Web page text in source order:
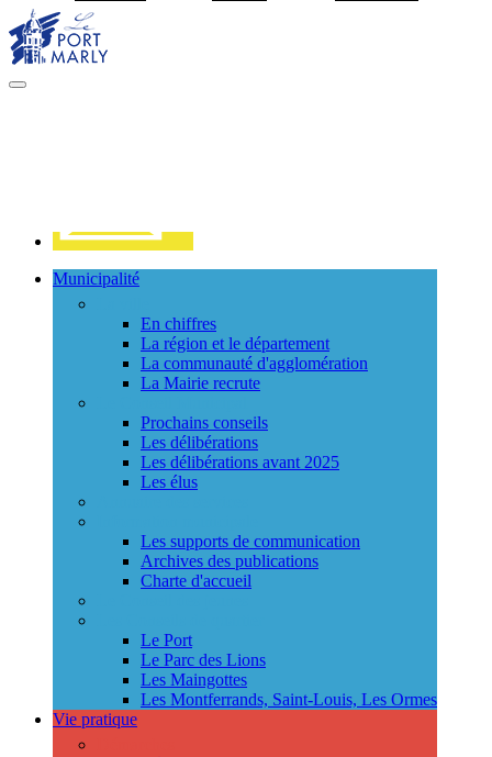
MENU
Municipalité
En chiffres
La région et le département
La communauté d'agglomération
La Mairie recrute
Prochains conseils
Les délibérations
Les délibérations avant 2025
Les élus
Les supports de communication
Archives des publications
Charte d'accueil
Le Port
Le Parc des Lions
Les Maingottes
Les Montferrands, Saint-Louis, Les Ormes
Vie pratique